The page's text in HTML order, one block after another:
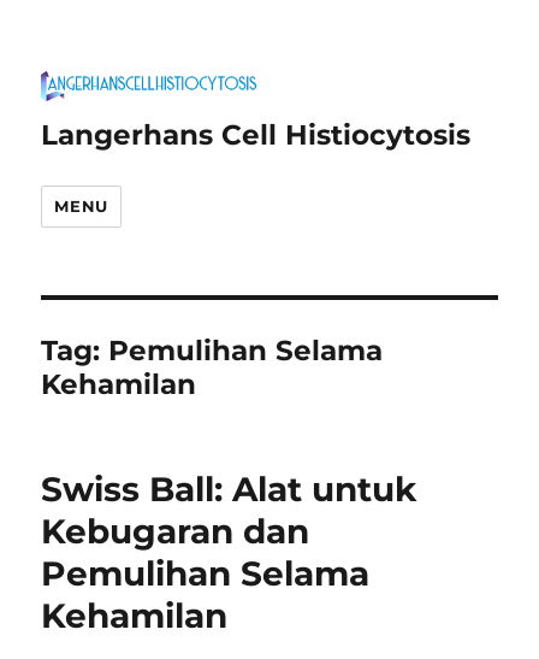
Langerhans Cell Histiocytosis
MENU
Tag: Pemulihan Selama
Kehamilan
Swiss Ball: Alat untuk
Kebugaran dan
Pemulihan Selama
Kehamilan